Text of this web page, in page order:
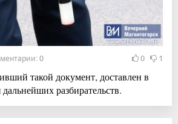
0 0 1
такой документ, доставлен в
разбирательств.